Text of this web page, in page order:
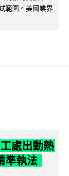
範圍。美國業界
處出動熱
準執法